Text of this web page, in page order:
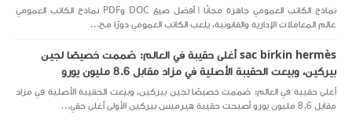
نماذج الكاتب العمومي جاهزة مجانًا | أفضل صيغ DOC وPDF نماذج الكاتب العمومي
عالم المعاملات الإدارية والقانونية، يلعب الكاتب العمومي دورًا مح...
sac birkin hermès أغلى حقيبة في العالم: صُممت خصيصًا لجين
بيركين، وبيعت الحقيبة الأصلية في مزاد مقابل 8.6 مليون يورو
أغلى حقيبة في العالم: صُممت خصيصًا لجين بيركين، وبيعت الحقيبة الأصلية في مزاد
مقابل 8.6 مليون يورو أصبحت حقيبة هيرميس بيركين الأولى أغلى حقي...